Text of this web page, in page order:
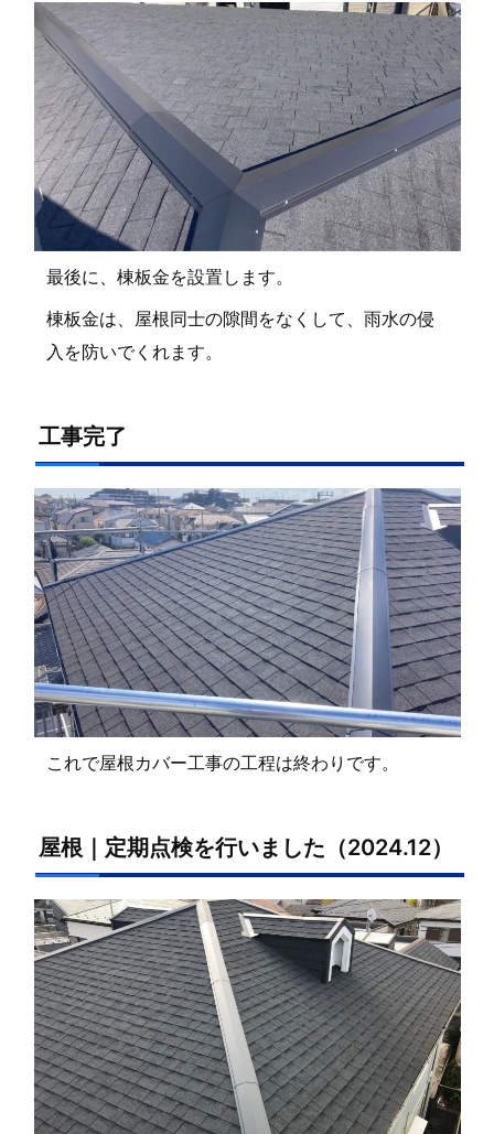
最後に、棟板金を設置します。
棟板金は、屋根同士の隙間をなくして、雨水の侵
入を防いでくれます。
工事完了
これで屋根カバー工事の工程は終わりです。
屋根｜定期点検を行いました（2024.12）